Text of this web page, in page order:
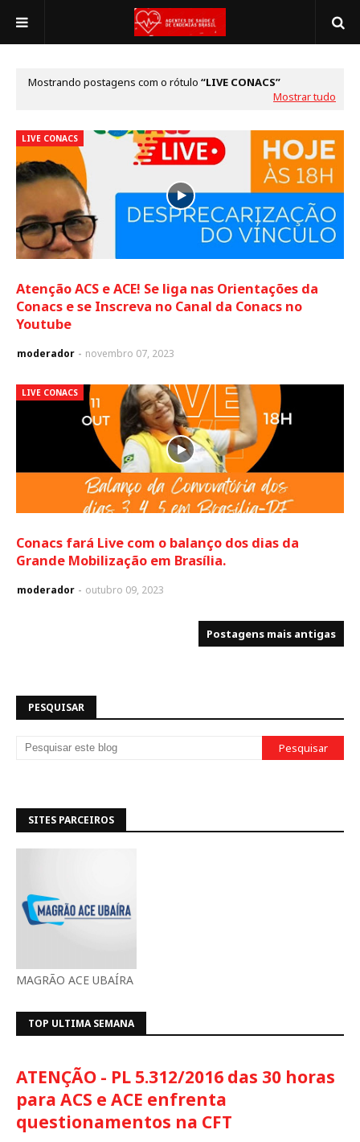
Mostrando postagens com o rótulo
LIVE CONACS
Mostrar tudo
LIVE CONACS
Atenção ACS e ACE! Se liga nas Orientações da
Conacs e se Inscreva no Canal da Conacs no
Youtube
moderador novembro 07, 2023
LIVE CONACS
Conacs fará Live com o balanço dos dias da
Grande Mobilização em Brasília.
moderador outubro 09, 2023
Postagens mais antigas
PESQUISAR
SITES PARCEIROS
MAGRÃO ACE UBAÍRA
TOP ULTIMA SEMANA
ATENÇÃO - PL 5.312/2016 das 30 horas
para ACS e ACE enfrenta
questionamentos na CFT